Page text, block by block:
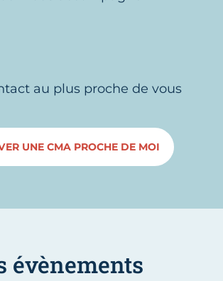
au plus proche de vous
UNE CMA PROCHE DE MOI
évènements